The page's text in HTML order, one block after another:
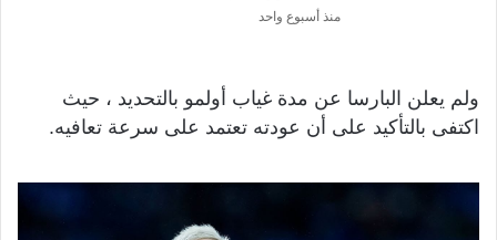
منذ أسبوع واحد
ولم يعلن البارسا عن مدة غياب أولمو بالتحديد ، حيث
اكتفى بالتأكيد على أن عودته تعتمد على سرعة تعافيه.